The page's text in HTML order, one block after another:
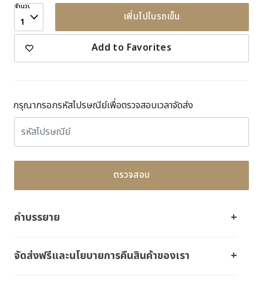
จำนวน
1 เพิ่มไปในรถเข็น
Add to Favorites
กรุณากรอกรหัสไปรษณีย์เพื่อตรวจสอบเวลาจัดส่ง
ตรวจสอบ
คำบรรยาย
จัดส่งฟรีและนโยบายการคืนสินค้าของเรา